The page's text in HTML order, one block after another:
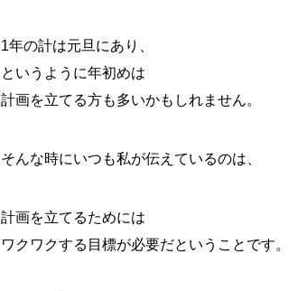
1年の計は元旦にあり、
というように年初めは
計画を立てる方も多いかもしれません。
そんな時にいつも私が伝えているのは、
計画を立てるためには
ワクワクする目標が必要だということです。